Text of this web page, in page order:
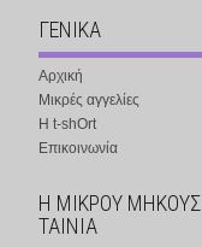
ΓΕΝΙΚΑ
Αρχική
Μικρές αγγελίες
Η t-shOrt
Επικοινωνία
Η ΜΙΚΡΟΥ ΜΗΚΟΥΣ
ΤΑΙΝΙΑ